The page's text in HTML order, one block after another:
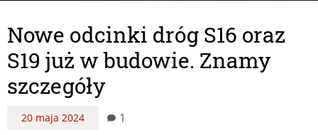
Nowe odcinki dróg S16 oraz
S19 już w budowie. Znamy
szczegóły
20 maja 2024 1